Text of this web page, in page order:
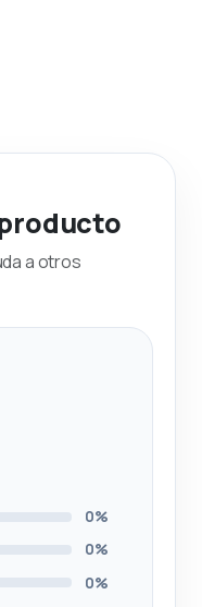
a otros
0%
0%
0%